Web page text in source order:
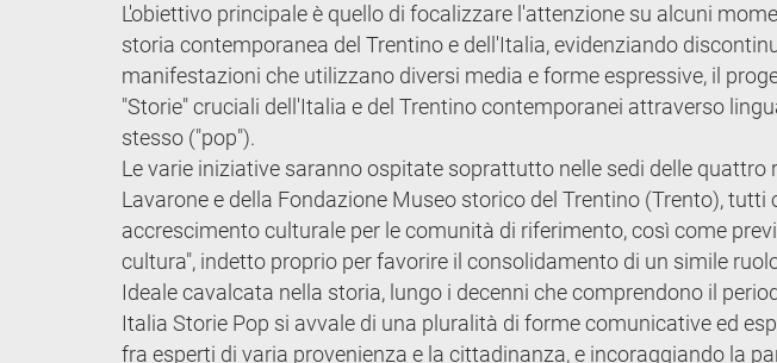
L'obiettivo principale è quello di focalizzare l'attenzione su alcuni
storia contemporanea del Trentino e dell'Italia, evidenziando
manifestazioni che utilizzano diversi media e forme espressive, il
"Storie" cruciali dell'Italia e del Trentino contemporanei attraverso
stesso ("pop").
Le varie iniziative saranno ospitate soprattutto nelle sedi delle quattro
Lavarone e della Fondazione Museo storico del Trentino (Trento),
accrescimento culturale per le comunità di riferimento, così come
cultura", indetto proprio per favorire il consolidamento di un simile
Ideale cavalcata nella storia, lungo i decenni che comprendono il
Italia Storie Pop si avvale di una pluralità di forme comunicative ed
fra esperti di varia provenienza e la cittadinanza, e incoraggiando la